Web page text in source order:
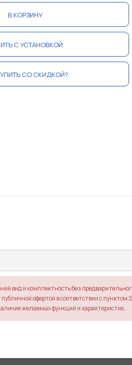
В КОРЗИНУ
С УСТАНОВКОЙ
СО СКИДКОЙ?
вид и комплектность без
офертой в соответствии с пунктом
желаемых функций и характеристик.